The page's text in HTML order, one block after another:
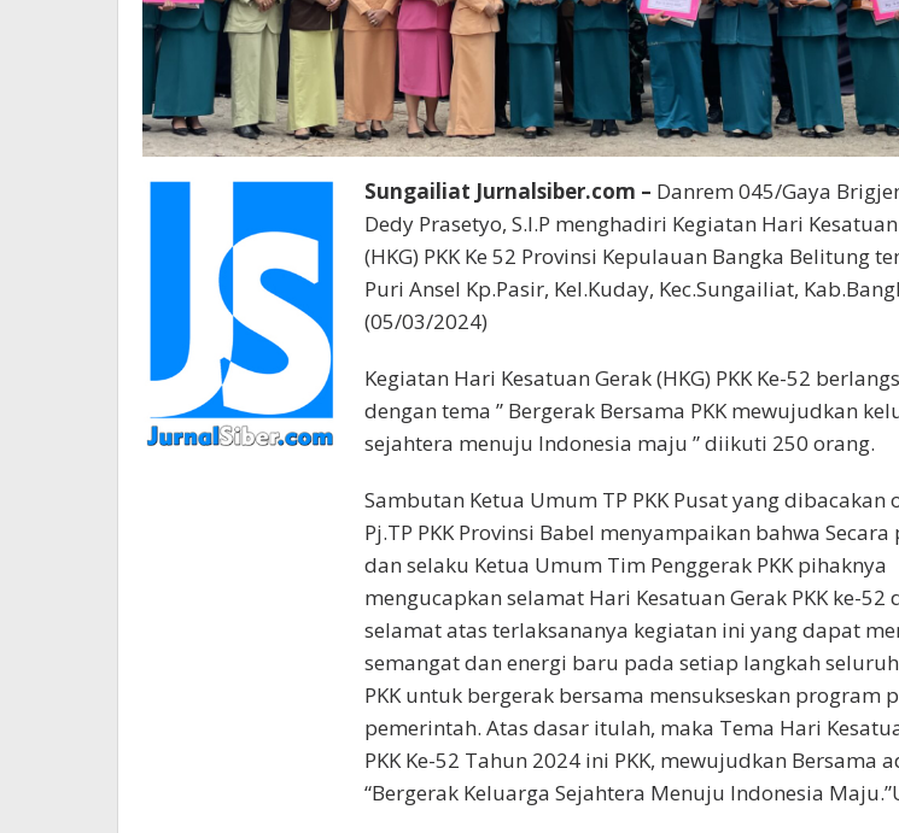
Sungailiat Jurnalsiber.com – Danrem 045/Gaya
Dedy Prasetyo, S.I.P menghadiri Kegiatan Hari
(HKG) PKK Ke 52 Provinsi Kepulauan Bangka Belitung
Puri Ansel Kp.Pasir, Kel.Kuday, Kec.Sungailiat,
(05/03/2024)
Kegiatan Hari Kesatuan Gerak (HKG) PKK Ke-52
dengan tema ” Bergerak Bersama PKK mewujudkan
sejahtera menuju Indonesia maju ” diikuti 250 orang.
Sambutan Ketua Umum TP PKK Pusat yang dibacakan
Pj.TP PKK Provinsi Babel menyampaikan bahwa
dan selaku Ketua Umum Tim Penggerak PKK pihaknya
mengucapkan selamat Hari Kesatuan Gerak PKK ke-52
selamat atas terlaksananya kegiatan ini yang dapat
semangat dan energi baru pada setiap langkah
PKK untuk bergerak bersama mensukseskan program
pemerintah. Atas dasar itulah, maka Tema Hari
PKK Ke-52 Tahun 2024 ini PKK, mewujudkan Bersama
“Bergerak Keluarga Sejahtera Menuju Indonesia